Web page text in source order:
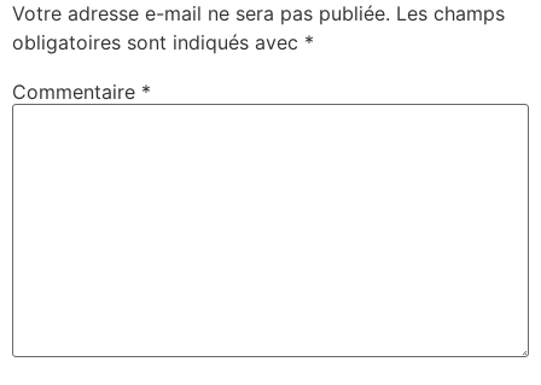
Votre adresse e-mail ne sera pas publiée. Les champs
obligatoires sont indiqués avec *
Commentaire *